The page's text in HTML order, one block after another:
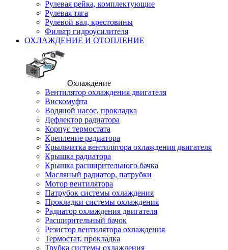
Рулевая рейка, комплектующие
Рулевая тяга
Рулевой вал, крестовины
Фильтр гидроусилителя
ОХЛАЖДЕНИЕ И ОТОПЛЕНИЕ
Охлаждение
Вентилятор охлаждения двигателя
Вискомуфта
Водяной насос, прокладка
Дефлектор радиатора
Корпус термостата
Крепление радиатора
Крыльчатка вентилятора охлаждения двигателя
Крышка радиатора
Крышка расширительного бачка
Масляный радиатор, патрубки
Мотор вентилятора
Патрубок системы охлаждения
Прокладки системы охлаждения
Радиатор охлаждения двигателя
Расширительный бачок
Резистор вентилятора охлаждения
Термостат, прокладка
Трубка системы охлаждения